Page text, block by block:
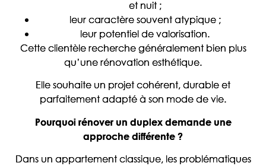
et nuit ;
leur caractère souvent atypique ;
leur potentiel de valorisation.
Cette clientèle recherche généralement bien plus
qu’une rénovation esthétique.
Elle souhaite un projet cohérent, durable et
parfaitement adapté à son mode de vie.
Pourquoi rénover un duplex demande une
approche différente ?
Dans un appartement classique, les problématiques